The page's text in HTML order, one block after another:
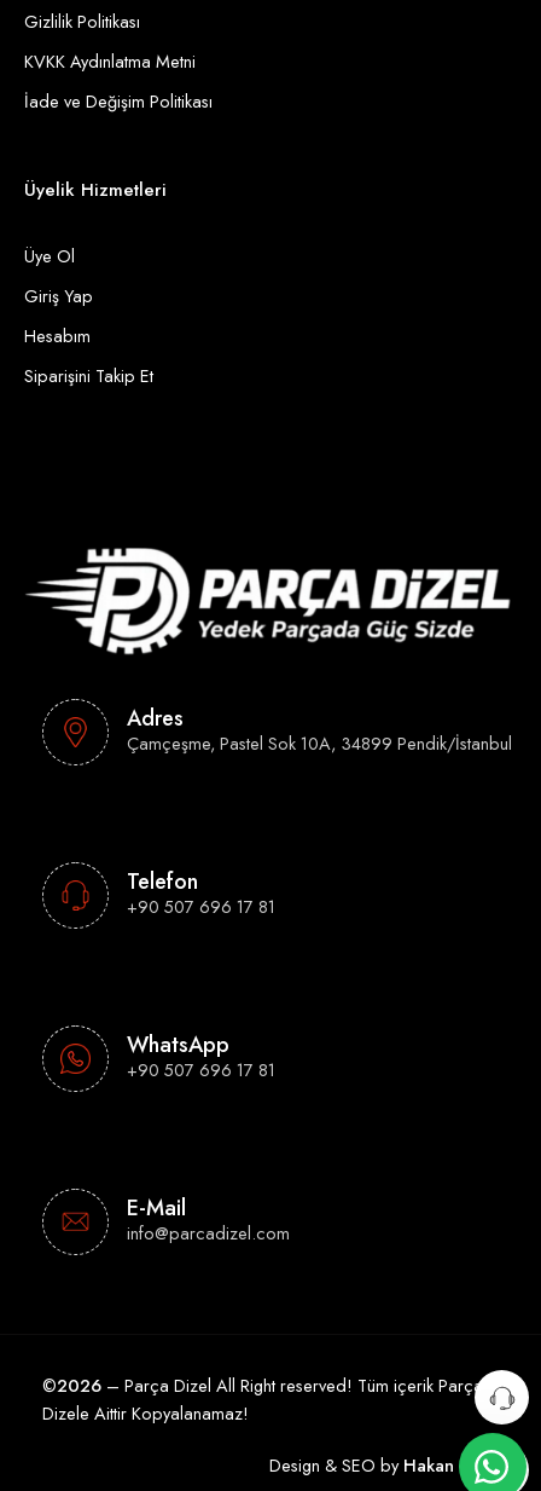
Gizlilik Politikası
KVKK Aydınlatma Metni
İade ve Değişim Politikası
Üyelik Hizmetleri
Üye Ol
Giriş Yap
Hesabım
Siparişini Takip Et
Adres
Çamçeşme, Pastel Sok 10A, 34899 Pendik/İstanbul
Telefon
+90 507 696 17 81
WhatsApp
+90 507 696 17 81
E-Mail
info@parcadizel.com
©2026 – Parça Dizel All Right reserved! Tüm içerik Parça
Dizele Aittir Kopyalanamaz!
Design & SEO byHakan Çelik